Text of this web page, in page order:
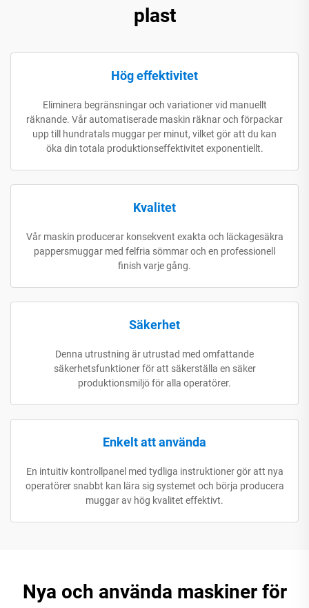
plast
Hög effektivitet
Eliminera begränsningar och variationer vid manuellt
räknande. Vår automatiserade maskin räknar och förpackar
upp till hundratals muggar per minut, vilket gör att du kan
öka din totala produktionseffektivitet exponentiellt.
Kvalitet
Vår maskin producerar konsekvent exakta och läckagesäkra
pappersmuggar med felfria sömmar och en professionell
finish varje gång.
Säkerhet
Denna utrustning är utrustad med omfattande
säkerhetsfunktioner för att säkerställa en säker
produktionsmiljö för alla operatörer.
Enkelt att använda
En intuitiv kontrollpanel med tydliga instruktioner gör att nya
operatörer snabbt kan lära sig systemet och börja producera
muggar av hög kvalitet effektivt.
Nya och använda maskiner för